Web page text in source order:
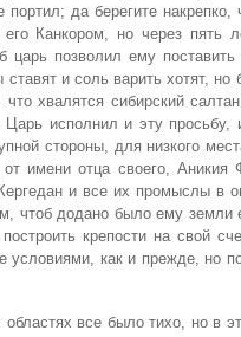
да берегите
его Канкором, но через пять
царь позволил ему
ставят и соль варить хотят,
что хвалятся сибирский
исполнил и эту
стороны, для низкого
от имени отца своего,
и все их промыслы в
чтоб додано было ему
крепости на свой
как и прежде, но
областях все было тихо, но в